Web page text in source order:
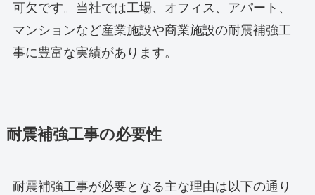
可欠です。当社では工場、オフィス、アパート、
マンションなど産業施設や商業施設の耐震補強工
事に豊富な実績があります。
耐震補強工事の必要性
耐震補強工事が必要となる主な理由は以下の通り